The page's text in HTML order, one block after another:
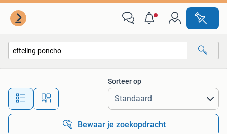
Alle afstanden…
Sorteer op
Bewaar je zoekopdracht